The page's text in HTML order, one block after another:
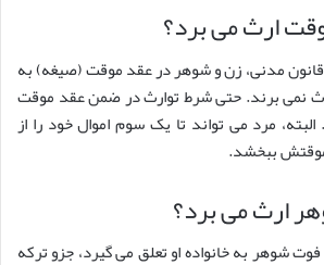
ارث می برد؟
خیر، بر اساس ماده ۹۴۰ قانون مدنی، زن و شوهر در عقد موقت (صیغه) به
نمی برند. حتی شرط توارث در ضمن عقد موقت
مرد می تواند تا یک سوم اموال خود را از
ببخشد.
ارث می برد؟
شوهر به خانواده او تعلق می گیرد، جزو ترکه